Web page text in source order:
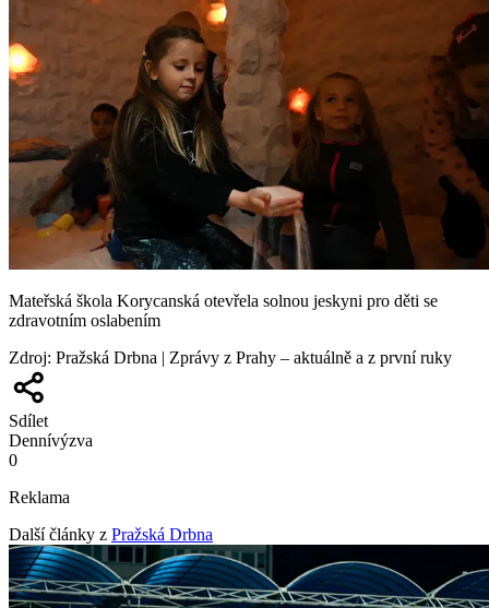
Mateřská škola Korycanská otevřela solnou jeskyni pro děti se
zdravotním oslabením
Zdroj: Pražská Drbna | Zprávy z Prahy – aktuálně a z první ruky
Sdílet
Dennívýzva
0
Reklama
Další články z Pražská Drbna